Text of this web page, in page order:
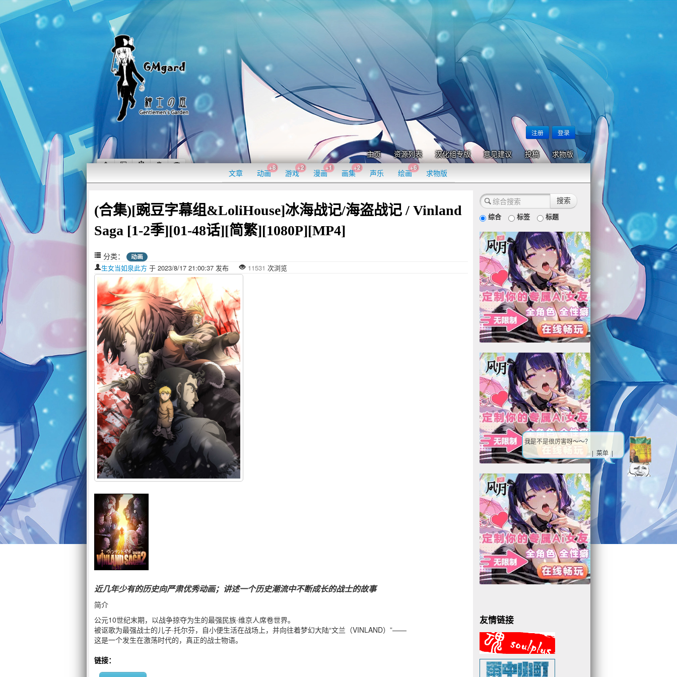
注册 登录
主页 资源列表 汉化组专版 意见建议 投稿 求物版
文章 动画
+8
游戏
+2
漫画
+1
画集
+2
声乐 绘画
+6
求物版
(合集)[豌豆字幕组&LoliHouse]冰海战记/海盗战记 / Vinland
Saga [1-2季][01-48话][简繁][1080P][MP4]
分类： 动画
生女当如泉此方 于 2023/8/17 21:00:37 发布 11531 次浏览
近几年少有的历史向严肃优秀动画；讲述一个历史潮流中不断成长的战士的故事
简介
公元10世纪末期，以战争掠夺为生的最强民族·维京人席卷世界。
被讴歌为最强战士的儿子·托尔芬，自小便生活在战场上，并向往着梦幻大陆“文兰（VINLAND）”——
这是一个发生在激荡时代的，真正的战士物语。
链接：
综合 标签 标题
友情链接
我是不是很厉害呀～～？
| 菜单 |